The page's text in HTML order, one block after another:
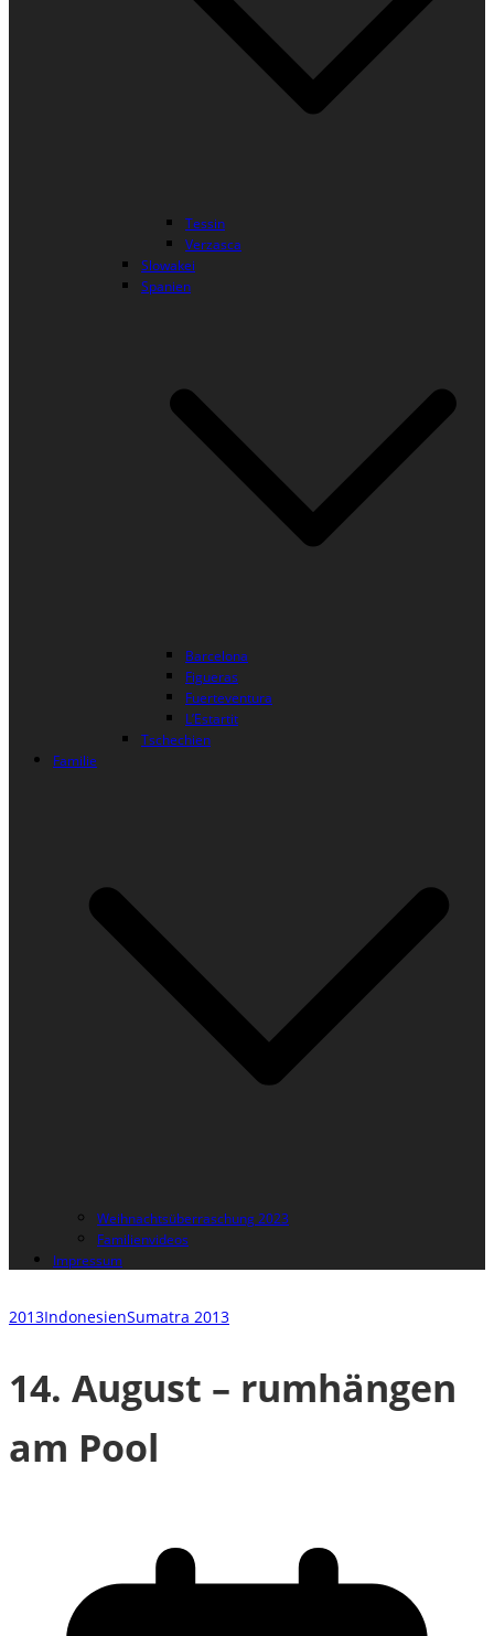
Tessin
Verzasca
Slowakei
Spanien
Barcelona
Figueras
Fuerteventura
L’Estartit
Tschechien
Familie
Weihnachtsüberraschung 2023
Familienvideos
Impressum
2013IndonesienSumatra 2013
14. August – rumhängen
am Pool